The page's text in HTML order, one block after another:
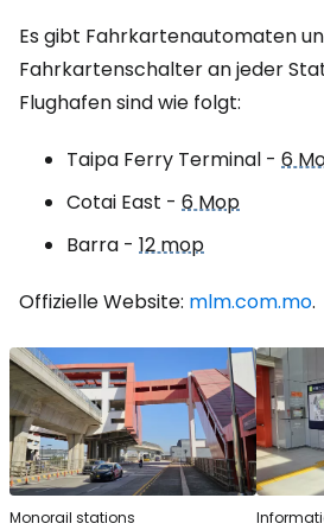
Es gibt Fahrkartenautomaten
Fahrkartenschalter an jeder
Flughafen sind wie folgt:
Taipa Ferry Terminal - 6
Cotai East - 6 Mop
Barra - 12 mop
Offizielle Website: mlm.com.mo.
Monorail stations